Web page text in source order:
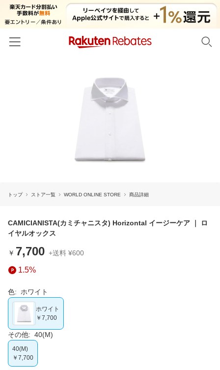
日用品・キッチン用品
キッズ・ベビー用品
エンタメ
インテリア・寝具
ペット・花・DIY・車
旅行・レジャー・ホテル予約
生活・お役立ち
金融・マネー・保険
デジタルコンテンツ
ビジネス・その他サービス
電子書籍特集
楽天サービス特集
旅行特集
わくわく夏特集
Apple公式サイト×楽天カード分割払い
Qoo10メガポ
Samsung ボーナスキャンペーン
週末の高還元 夏の長期版
トップ ストア一覧 WORLD ONLINE STORE 商品詳細
CAMICIANISTA(カミチャニスタ) Horizontal イージーケア ｜ ロ
イヤルオックス
￥ 7,700 +送料 ¥600
1.5%
色: ホワイト
ホワイト
￥7,700
その他: 40(M)
40(M)
￥7,700